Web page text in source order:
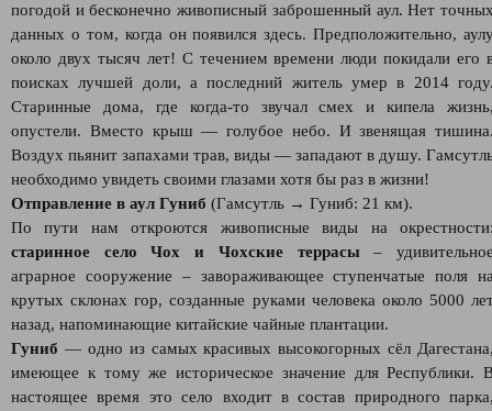
погодой и бесконечно живописный заброшенный аул. Нет
данных о том, когда он появился здесь. Предположительно,
около двух тысяч лет! С течением времени люди покидали его
поисках лучшей доли, а последний житель умер в 2014
Старинные дома, где когда-то звучал смех и кипела
опустели. Вместо крыш — голубое небо. И звенящая
Воздух пьянит запахами трав, виды — западают в душу.
необходимо увидеть своими глазами хотя бы раз в жизни!
Отправление в аул Гуниб (Гамсутль → Гуниб: 21 км).
По пути нам откроются живописные виды на
старинное село Чох и Чохские террасы–
аграрное сооружение – завораживающее ступенчатые поля
крутых склонах гор, созданные руками человека около 5000
назад, напоминающие китайские чайные плантации.
Гуниб — одно из самых красивых высокогорных сёл
имеющее к тому же историческое значение для Республики.
настоящее время это село входит в состав природного